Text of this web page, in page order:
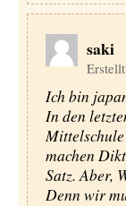
saki
Ich bin
In den
machen
Satz. Aber,
Denn wir